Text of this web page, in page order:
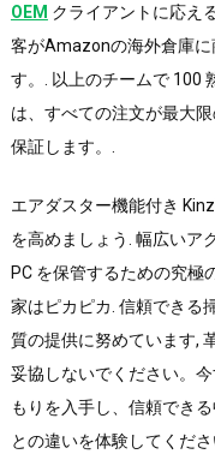
OEM クライアントに応え
客がAmazonの海外倉庫に
す。. 以上のチームで 100
は、すべての注文が最大
保証します。.
エアダスター機能付き
を高めましょう. 幅広いア
PC を保管するための究極
家はピカピカ. 信頼できる
質の提供に努めています,
妥協しないでください。
もりを入手し、信頼でき
との違いを体験してくださ